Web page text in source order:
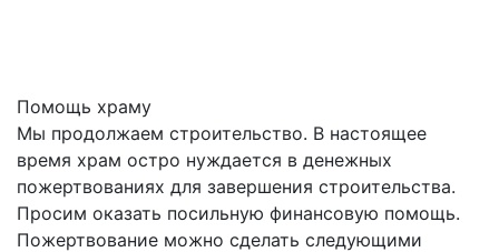
Помощь храму
Мы продолжаем строительство. В настоящее
время храм остро нуждается в денежных
пожертвованиях для завершения строительства.
Просим оказать посильную финансовую помощь.
Пожертвование можно сделать следующими